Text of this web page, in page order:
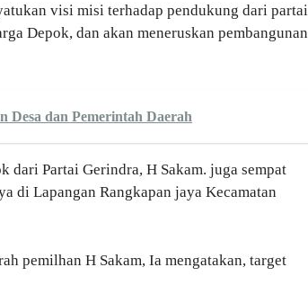
visi misi terhadap pendukung dari partai
Depok, dan akan meneruskan pembangunan
Desa dan Pemerintah Daerah
Partai Gerindra, H Sakam. juga sempat
di Lapangan Rangkapan jaya Kecamatan
pemilhan H Sakam, Ia mengatakan, target